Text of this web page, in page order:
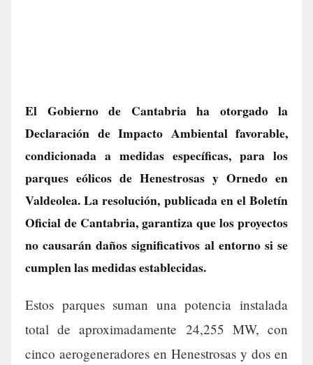
El Gobierno de Cantabria ha otorgado la
Declaración de Impacto Ambiental favorable,
condicionada a medidas específicas, para los
parques eólicos de Henestrosas y Ornedo en
Valdeolea. La resolución, publicada en el Boletín
Oficial de Cantabria, garantiza que los proyectos
no causarán daños significativos al entorno si se
cumplen las medidas establecidas.
Estos parques suman una potencia instalada
total de aproximadamente 24,255 MW, con
cinco aerogeneradores en Henestrosas y dos en